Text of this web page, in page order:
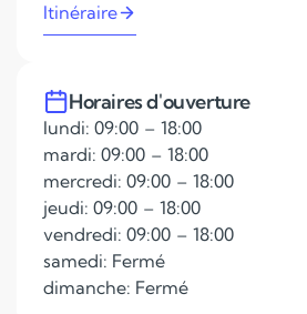
Itinéraire
Horaires d'ouverture
lundi: 09:00 – 18:00
mardi: 09:00 – 18:00
mercredi: 09:00 – 18:00
jeudi: 09:00 – 18:00
vendredi: 09:00 – 18:00
samedi: Fermé
dimanche: Fermé